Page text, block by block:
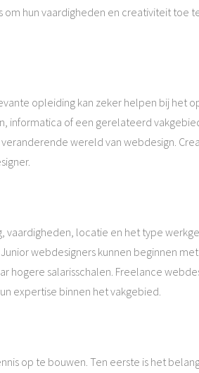
hun vaardigheden en creativiteit toe
opleiding kan zeker helpen bij het
informatica of een gerelateerd
wereld van webdesign.
vaardigheden, locatie en het type
webdesigners kunnen beginnen
hogere salarisschalen. Freelance
expertise binnen het vakgebied.
op te bouwen. Ten eerste is het